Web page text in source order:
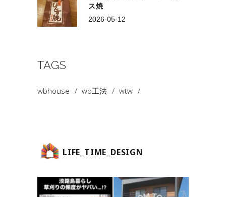
ス焼
2026-05-12
TAGS
wbhouse wb工法 wtw
LIFE_TIME_DESIGN